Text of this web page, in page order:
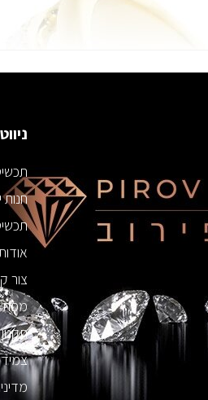
חנות
צור
מפת